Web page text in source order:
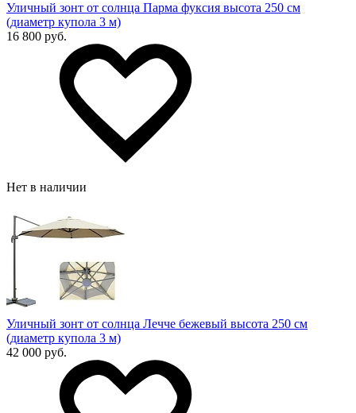
Уличный зонт от солнца Парма фуксия высота 250 см
(диаметр купола 3 м)
16 800 руб.
Нет в наличии
Уличный зонт от солнца Лечче бежевый высота 250 см
(диаметр купола 3 м)
42 000 руб.